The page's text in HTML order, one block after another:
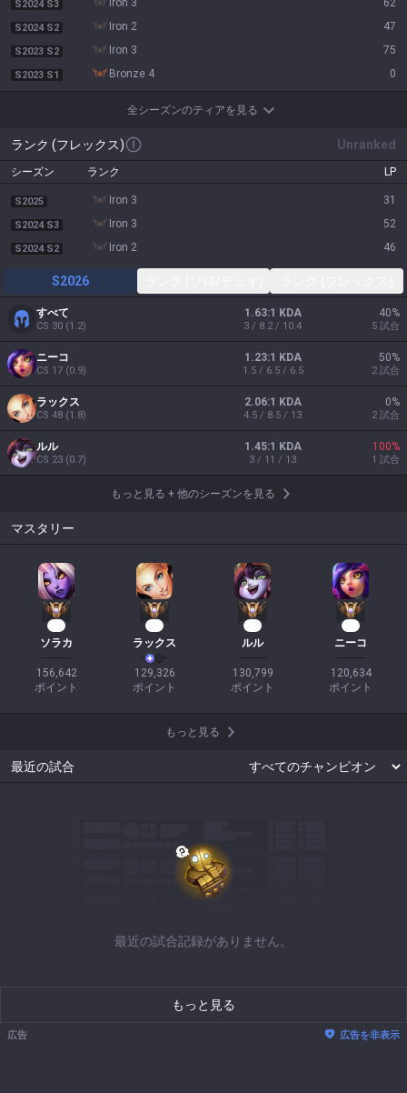
S2024 S3 iron 3 62
S2024 S2 iron 2 47
S2023 S2 iron 3 75
S2023 S1 bronze 4 0
全シーズンのティアを見る
ランク (フレックス) Unranked
シーズン ランク LP
S2025 iron 3 31
S2024 S3 iron 3 52
S2024 S2 iron 2 46
S2026
すべて
CS 30 (1.2)
1.63:1 KDA
3 / 8.2 / 10.4
40%
5 試合
ニーコ
CS 17 (0.9)
1.23:1 KDA
1.5 / 6.5 / 6.5
50%
2 試合
ラックス
CS 48 (1.8)
2.06:1 KDA
4.5 / 8.5 / 13
0%
2 試合
ルル
CS 23 (0.7)
1.45:1 KDA
3 / 11 / 13
100%
1 試合
もっと見る + 他のシーズンを見る
マスタリー
ソラカ
156,642
ポイント
ラックス
129,326
ポイント
ルル
130,799
ポイント
ニーコ
120,634
ポイント
もっと見る
最近の試合
最近の試合記録がありません。
もっと見る
広告 広告を非表示